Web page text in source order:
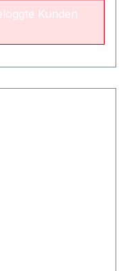
Kunden